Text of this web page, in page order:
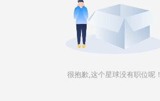
很抱歉,这个星球没有职位呢！